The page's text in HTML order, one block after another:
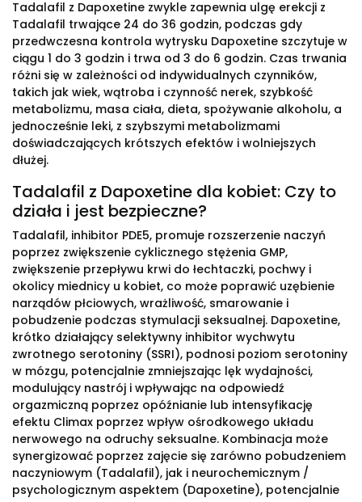
Tadalafil z Dapoxetine zwykle zapewnia ulgę erekcji z
Tadalafil trwające 24 do 36 godzin, podczas gdy
przedwczesna kontrola wytrysku Dapoxetine szczytuje w
ciągu 1 do 3 godzin i trwa od 3 do 6 godzin. Czas trwania
różni się w zależności od indywidualnych czynników,
takich jak wiek, wątroba i czynność nerek, szybkość
metabolizmu, masa ciała, dieta, spożywanie alkoholu, a
jednocześnie leki, z szybszymi metabolizmami
doświadczających krótszych efektów i wolniejszych
dłużej.
Tadalafil z Dapoxetine dla kobiet: Czy to
działa i jest bezpieczne?
Tadalafil, inhibitor PDE5, promuje rozszerzenie naczyń
poprzez zwiększenie cyklicznego stężenia GMP,
zwiększenie przepływu krwi do łechtaczki, pochwy i
okolicy miednicy u kobiet, co może poprawić uzębienie
narządów płciowych, wrażliwość, smarowanie i
pobudzenie podczas stymulacji seksualnej. Dapoxetine,
krótko działający selektywny inhibitor wychwytu
zwrotnego serotoniny (SSRI), podnosi poziom serotoniny
w mózgu, potencjalnie zmniejszając lęk wydajności,
modulujący nastrój i wpływając na odpowiedź
orgazmiczną poprzez opóźnianie lub intensyfikację
efektu Climax poprzez wpływ ośrodkowego układu
nerwowego na odruchy seksualne. Kombinacja może
synergizować poprzez zajęcie się zarówno pobudzeniem
naczyniowym (Tadalafil), jak i neurochemicznym /
psychologicznym aspektem (Dapoxetine), potencjalnie